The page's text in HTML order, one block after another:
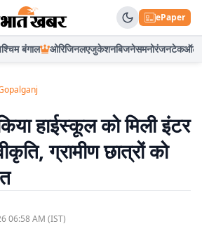
ePaper
बंगाल ओरिजिनलएजुकेशनबिजनेसमनोरंजनटेकऑटो
हाईस्कूल को मिली इंटर
ग्रामीण छात्रों को
06:58 AM (IST)